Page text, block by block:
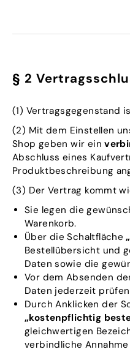
§ 2
(1) Vertragsgegenstand
(2) Mit dem Einstellen
Shop geben wir ein
Abschluss eines
Produktbeschreibung
(3) Der Vertrag kommt
Sie legen die
Warenkorb.
Über die Schaltfläche
Bestellübersicht und
Daten sowie die
Vor dem Absenden
Daten jederzeit
Durch Anklicken der
„kostenpflichtig
gleichwertigen
verbindliche